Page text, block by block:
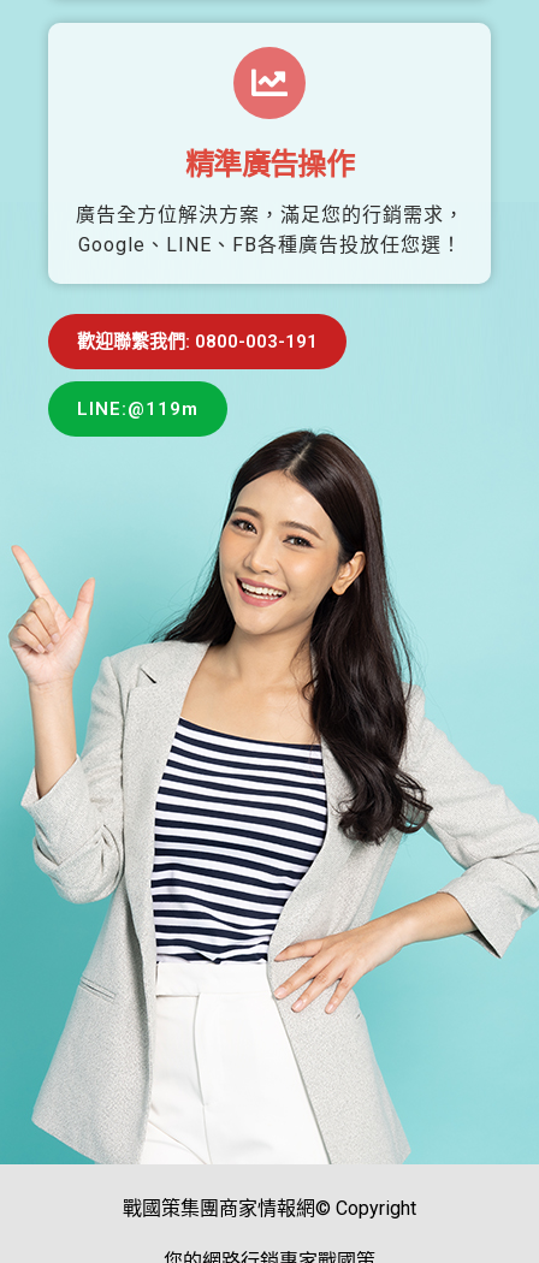
精準廣告操作
廣告全方位解決方案，滿足您的行銷需求，
Google、LINE、FB各種廣告投放任您選！
歡迎聯繫我們: 0800-003-191
LINE:@119m
戰國策集團商家情報網© Copyright